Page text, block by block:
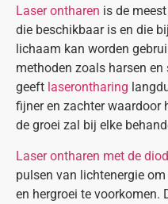
Laser ontharen is de
die beschikbaar is en die
lichaam kan worden
methoden zoals harsen en
geeft laserontharing
fijner en zachter waardoor
de groei zal bij elke
Laser ontharen met de
pulsen van lichtenergie
en hergroei te voorkomen.